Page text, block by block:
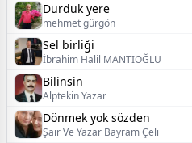
Durduk yere
mehmet gürgön
Sel birliği
İbrahim Halil MANTIOĞLU
Bilinsin
Alptekin Yazar
Dönmek yok sözden
Şair Ve Yazar Bayram Çeli